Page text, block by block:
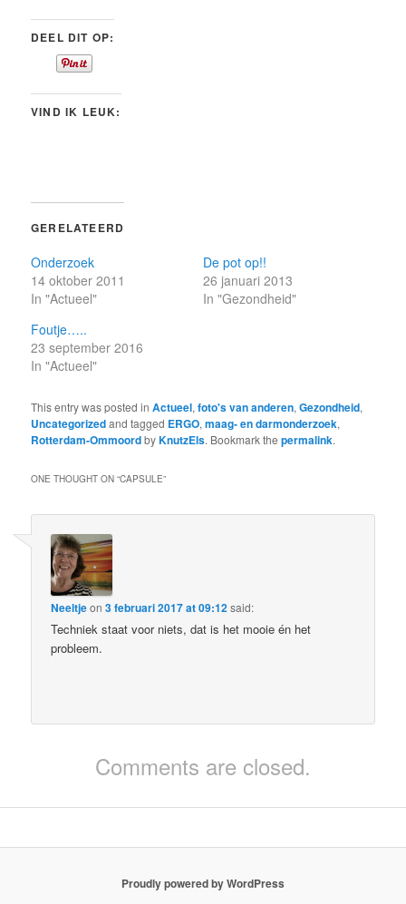
DEEL DIT OP:
VIND IK LEUK:
GERELATEERD
Onderzoek
14 oktober 2011
In "Actueel"
De pot op!!
26 januari 2013
In "Gezondheid"
Foutje…..
23 september 2016
In "Actueel"
This entry was posted inActueel,foto's van anderen,Gezondheid,
Uncategorizedand tagged ERGO,maag- en darmonderzoek,
Rotterdam-OmmoordbyKnutzEls. Bookmark thepermalink.
ONE THOUGHT ON “CAPSULE”
Neeltjeon3 februari 2017 at 09:12said:
Techniek staat voor niets, dat is het mooie én het
probleem.
Comments are closed.
Proudly powered by WordPress